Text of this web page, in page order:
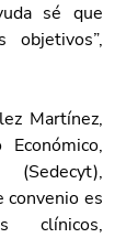
sé que
objetivos”,
Martínez,
convenio es
clínicos,